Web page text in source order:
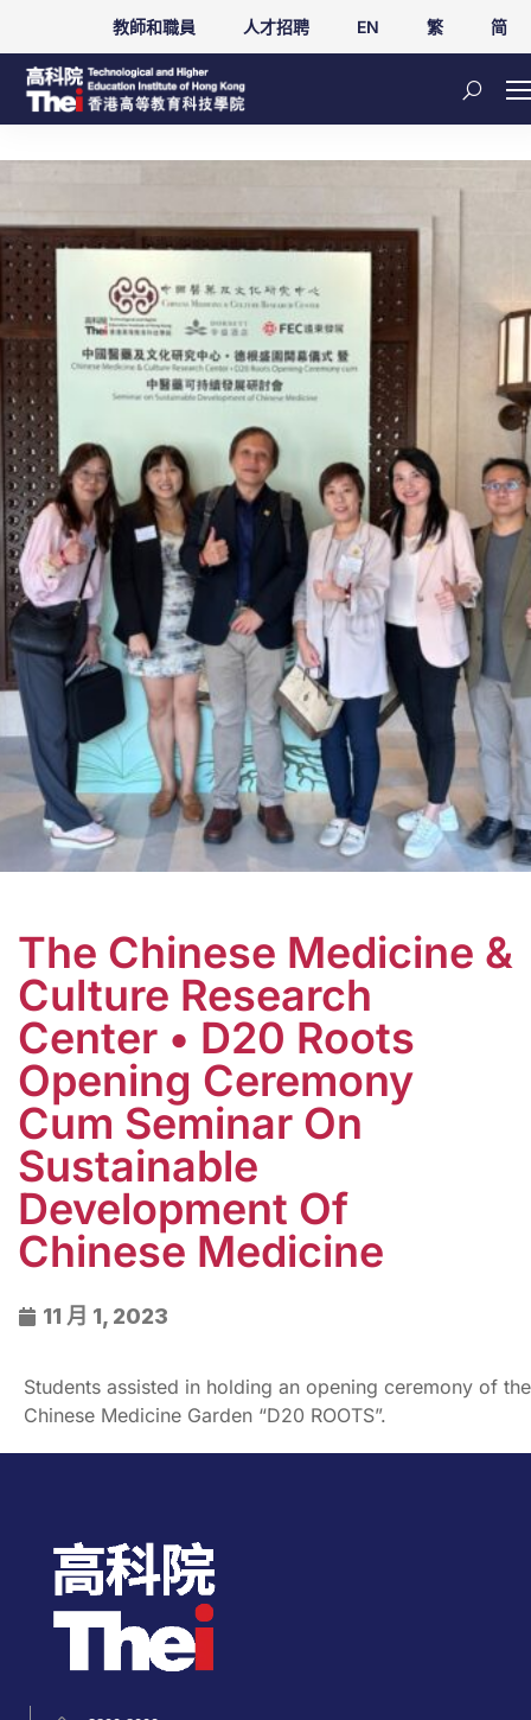
教師和職員 人才招聘 EN 繁 简
The Chinese Medicine &
Culture Research
Center • D20 Roots
Opening Ceremony
Cum Seminar On
Sustainable
Development Of
Chinese Medicine
11 月 1, 2023
Students assisted in holding an opening ceremony of the
Chinese Medicine Garden “D20 ROOTS”.